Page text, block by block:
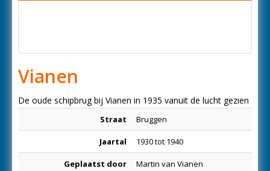
Vianen
De oude schipbrug bij Vianen in 1935 vanuit de lucht gezien
Straat Bruggen
Jaartal 1930 tot 1940
Geplaatst door Martin van Vianen